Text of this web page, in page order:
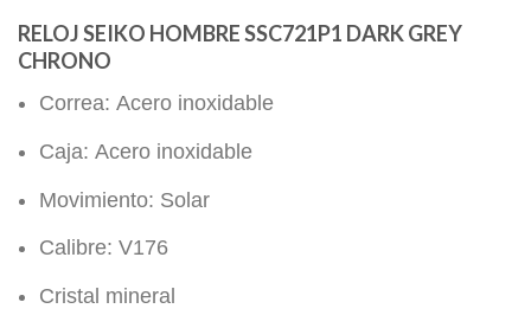
RELOJ SEIKO HOMBRE SSC721P1 DARK GREY
CHRONO
Correa: Acero inoxidable
Caja: Acero inoxidable
Movimiento: Solar
Calibre: V176
Cristal mineral